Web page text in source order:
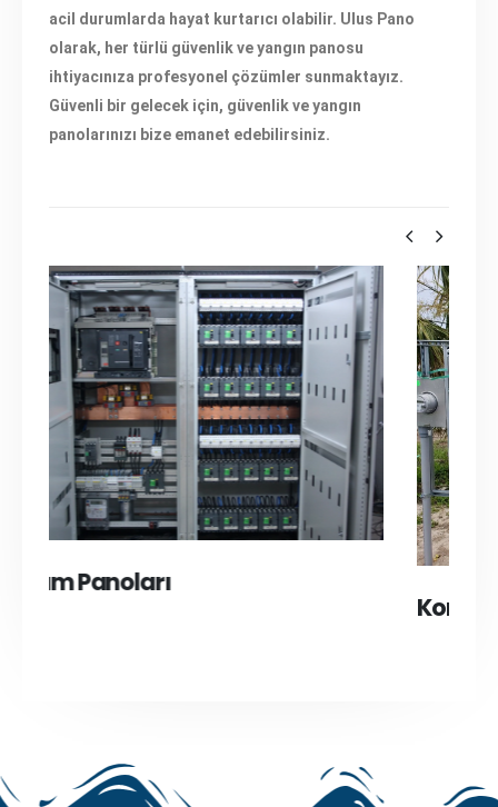
acil durumlarda hayat kurtarıcı olabilir. Ulus Pano
olarak, her türlü güvenlik ve yangın panosu
ihtiyacınıza profesyonel çözümler sunmaktayız.
Güvenli bir gelecek için, güvenlik ve yangın
panolarınızı bize emanet edebilirsiniz.